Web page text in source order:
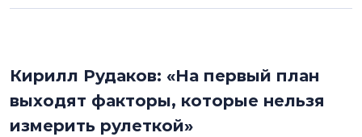
Кирилл Рудаков: «На первый план
выходят факторы, которые нельзя
измерить рулеткой»